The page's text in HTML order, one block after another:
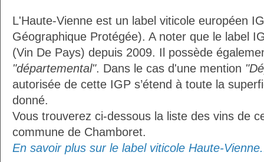
L'Haute-Vienne est un label viticole européen
Géographique Protégée). A noter que le label
(Vin De Pays) depuis 2009. Il possède
"départemental". Dans le cas d'une mention
autorisée de cette IGP s’étend à toute la
donné.
Vous trouverez ci-dessous la liste des vins de
commune de Chamboret.
En savoir plus sur le label viticole Haute-